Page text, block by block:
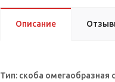
Описание
Тип: скоба омегаобразная